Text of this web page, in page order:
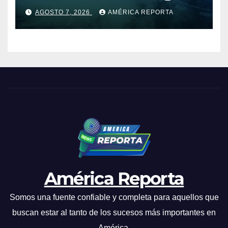
para las próximas 24 horas,
de este viernes 7 de agosto
2026
AGOSTO 7, 2026 AMÉRICA REPORTA
América Reporta
Somos una fuente confiable y completa para aquellos que
buscan estar al tanto de los sucesos más importantes en